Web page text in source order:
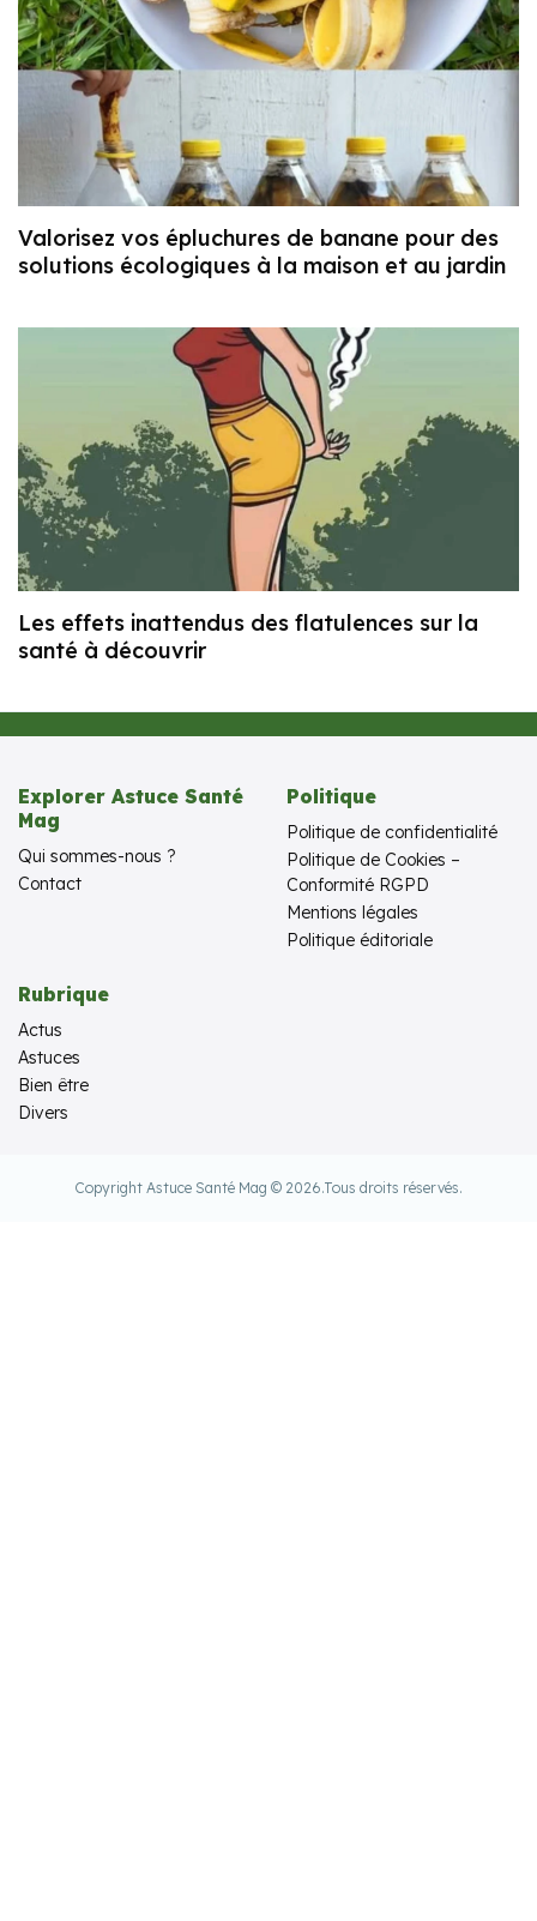
Valorisez vos épluchures de banane pour des
solutions écologiques à la maison et au jardin
Les effets inattendus des flatulences sur la
santé à découvrir
Explorer Astuce Santé
Mag
Qui sommes-nous ?
Contact
Politique
Politique de confidentialité
Politique de Cookies –
Conformité RGPD
Mentions légales
Politique éditoriale
Rubrique
Actus
Astuces
Bien être
Divers
Copyright Astuce Santé Mag © 2026.Tous droits réservés.